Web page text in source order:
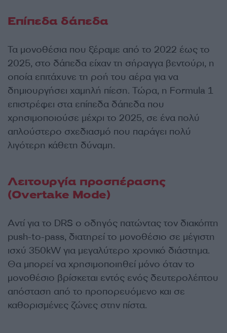
Επίπεδα δάπεδα
Τα μονοθέσια που ξέραμε από το 2022 έως το
2025, στο δάπεδα είχαν τη σήραγγα βεντούρι, η
οποία επιτάχυνε τη ροή του αέρα για να
δημιουργήσει χαμηλή πίεση. Τώρα, η Formula 1
επιστρέφει στα επίπεδα δάπεδα που
χρησιμοποιούσε μέχρι το 2025, σε ένα πολύ
απλούστερο σχεδιασμό που παράγει πολύ
λιγότερη κάθετη δύναμη.
Λειτουργία προσπέρασης
(Overtake Mode)
Αντί για το DRS ο οδηγός πατώντας τον διακόπτη
push-to-pass, διατηρεί το μονοθέσιο σε μέγιστη
ισχύ 350kW για μεγαλύτερο χρονικό διάστημα.
Θα μπορεί να χρησιμοποιηθεί μόνο όταν το
μονοθέσιο βρίσκεται εντός ενός δευτερολέπτου
απόσταση από το προπορευόμενο και σε
καθορισμένες ζώνες στην πίστα.